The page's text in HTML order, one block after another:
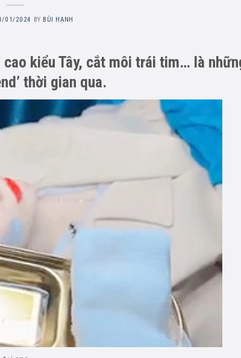
01/2024 BY BÙI HẠNH
kiểu Tây, cắt môi trái tim… là
thời gian qua.